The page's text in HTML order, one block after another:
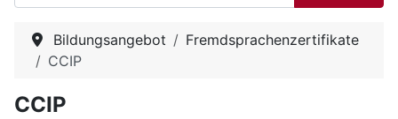
Bildungsangebot
Fremdsprachenzertifikate
CCIP
CCIP